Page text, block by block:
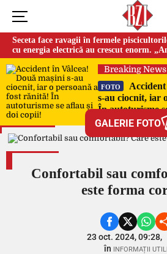
Seceta face ravagii în fermele
cu energia electrică au crescut enorm.
cauza temperaturilor foarte mari”
Breaking News
FOTO
s-au ciocnit, iar
În autoturisme
GALERIE FOTO
Confortabil sau
este forma
23 oct. 2024, 09:28,
în INFORMAȚII